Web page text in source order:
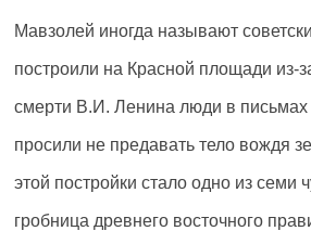
Мавзолей иногда называют
построили на Красной площади из-
смерти В.И. Ленина люди в письмах
просили не предавать тело вождя
этой постройки стало одно из семи
гробница древнего восточного